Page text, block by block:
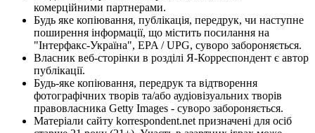
комерційними партнерами.
Будь яке копіювання, публікація, передрук, чи наступне
поширення інформації, що містить посилання на
"Інтерфакс-Україна", EPA / UPG, суворо забороняється.
Власник веб-сторінки в розділі Я-Корреспондент є автор
публікації.
Будь-яке копіювання, передрук та відтворення
фотографічних творів та/або аудіовізуальних творів
правовласника Getty Images - суворо забороняється.
Матеріали сайту korrespondent.net призначені для осіб